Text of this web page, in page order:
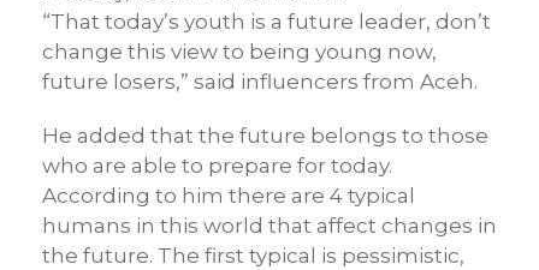
“That today’s youth is a future leader, don’t
change this view to being young now,
future losers,” said influencers from Aceh.
He added that the future belongs to those
who are able to prepare for today.
According to him there are 4 typical
humans in this world that affect changes in
the future. The first typical is pessimistic,